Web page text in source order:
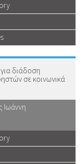
διάδοση
σε κοινωνικά
Ιωάννη